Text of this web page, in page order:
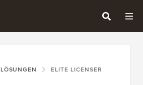
LÖSUNGEN ELITE LICENSER